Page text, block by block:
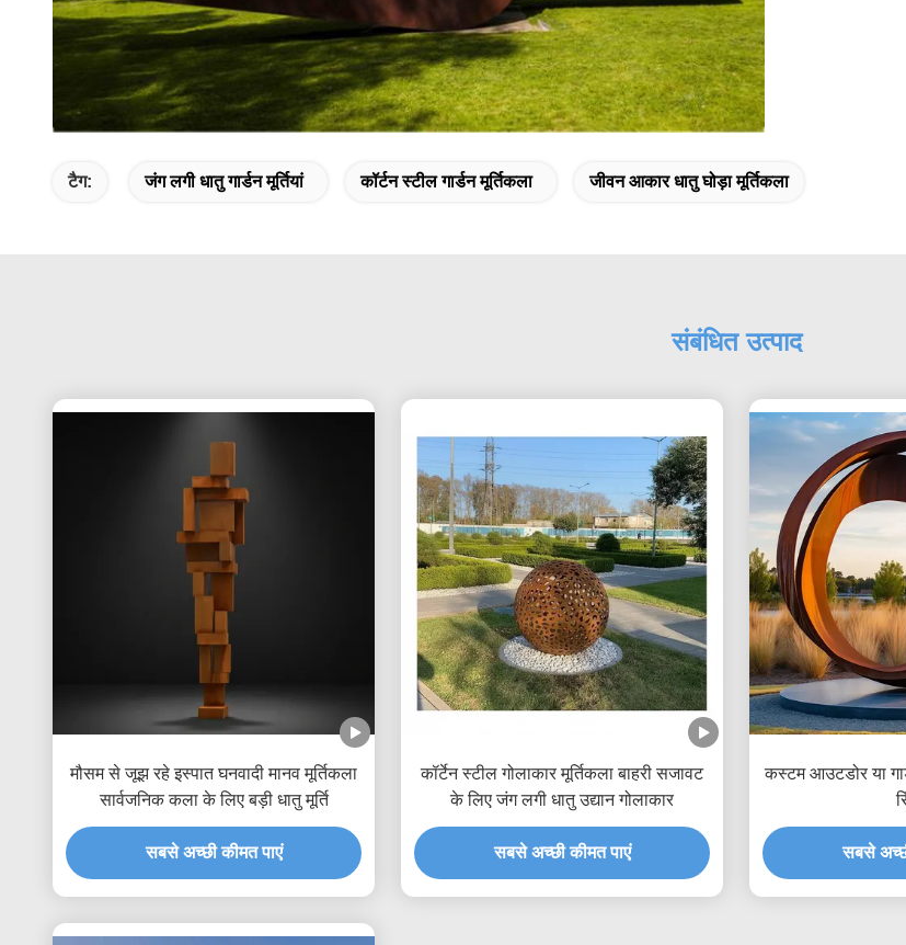
टैग: जंग लगी धातु गार्डन मूर्तियां कॉर्टन स्टील गार्डन मूर्तिकला जीवन आकार धातु घोड़ा मूर्तिकला
संबंधित उत्पाद
मौसम से जूझ रहे इस्पात घनवादी मानव मूर्तिकला
सार्वजनिक कला के लिए बड़ी धातु मूर्ति
सबसे अच्छी कीमत पाएं
कॉर्टेन स्टील गोलाकार मूर्तिकला बाहरी सजावट
के लिए जंग लगी धातु उद्यान गोलाकार
सबसे अच्छी कीमत पाएं
कस्टम आउटडोर या
सबसे